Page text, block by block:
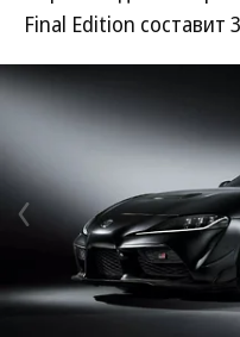
Final Edition составит